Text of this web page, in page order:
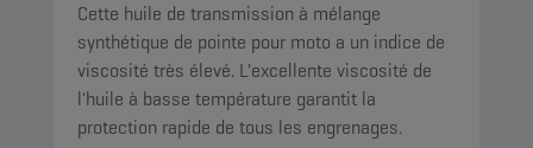
Cette huile de transmission à mélange
synthétique de pointe pour moto a un indice de
viscosité très élevé. L'excellente viscosité de
l'huile à basse température garantit la
protection rapide de tous les engrenages.